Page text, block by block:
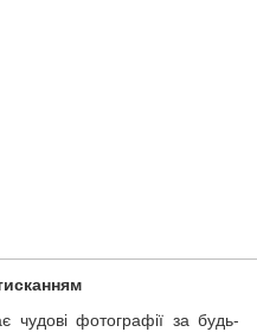
чудові фотографії за будь-